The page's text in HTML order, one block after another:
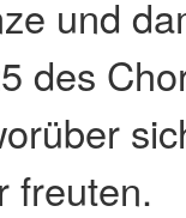
und
des
freuten.